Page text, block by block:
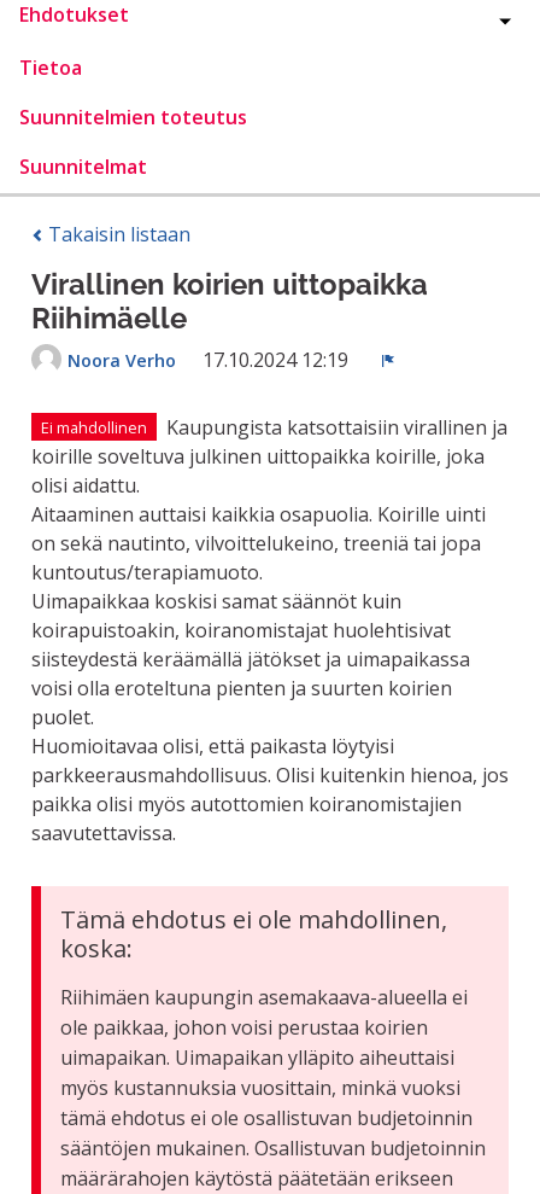
Ehdotukset
Tietoa
Suunnitelmien toteutus
Suunnitelmat
Takaisin listaan
Virallinen koirien uittopaikka
Riihimäelle
Noora Verho 17.10.2024 12:19
Ei mahdollinen
Kaupungista katsottaisiin virallinen ja
koirille soveltuva julkinen uittopaikka koirille, joka
olisi aidattu.
Aitaaminen auttaisi kaikkia osapuolia. Koirille uinti
on sekä nautinto, vilvoittelukeino, treeniä tai jopa
kuntoutus/terapiamuoto.
Uimapaikkaa koskisi samat säännöt kuin
koirapuistoakin, koiranomistajat huolehtisivat
siisteydestä keräämällä jätökset ja uimapaikassa
voisi olla eroteltuna pienten ja suurten koirien
puolet.
Huomioitavaa olisi, että paikasta löytyisi
parkkeerausmahdollisuus. Olisi kuitenkin hienoa, jos
paikka olisi myös autottomien koiranomistajien
saavutettavissa.
Tämä ehdotus ei ole mahdollinen,
koska:
Riihimäen kaupungin asemakaava-alueella ei
ole paikkaa, johon voisi perustaa koirien
uimapaikan. Uimapaikan ylläpito aiheuttaisi
myös kustannuksia vuosittain, minkä vuoksi
tämä ehdotus ei ole osallistuvan budjetoinnin
sääntöjen mukainen. Osallistuvan budjetoinnin
määrärahojen käytöstä päätetään erikseen